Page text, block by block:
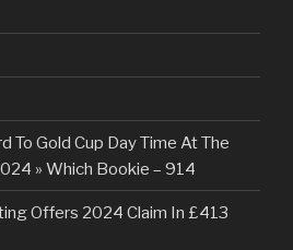
To Gold Cup Day Time At The
» Which Bookie – 914
Offers 2024 Claim In £413